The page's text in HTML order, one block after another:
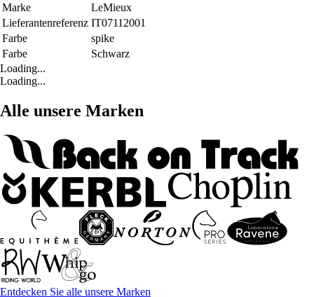
Marke
LeMieux
Lieferantenreferenz IT07112001
Farbe
spike
Farbe
Schwarz
Loading...
Loading...
Alle unsere Marken
Entdecken Sie alle unsere Marken